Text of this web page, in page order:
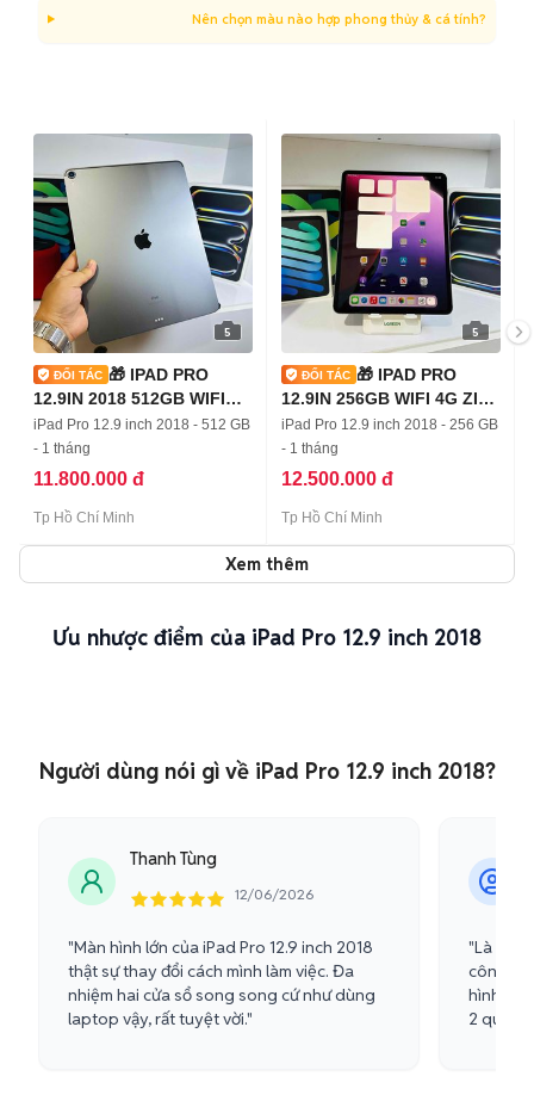
Nên chọn màu nào hợp phong thủy & cá tính?
5
🎁 IPAD PRO
12.9IN 2018 512GB WIFI
ZIN ALL 100% 👌
iPad Pro 12.9 inch 2018 - 512 GB
- 1 tháng
11.800.000 đ
Tp Hồ Chí Minh
5
🎁 IPAD PRO
12.9IN 256GB WIFI 4G ZIN
100% PIN 91%
iPad Pro 12.9 inch 2018 - 256 GB
- 1 tháng
12.500.000 đ
Tp Hồ Chí Minh
Xem thêm
Ưu nhược điểm của iPad Pro 12.9 inch 2018
Người dùng nói gì về iPad Pro 12.9 inch 2018?
Thanh Tùng
12/06/2026
"Màn hình lớn của iPad Pro 12.9 inch 2018
thật sự thay đổi cách mình làm việc. Đa
nhiệm hai cửa sổ song song cứ như dùng
laptop vậy, rất tuyệt vời."
"Là một
công cụ
hình
2 quá